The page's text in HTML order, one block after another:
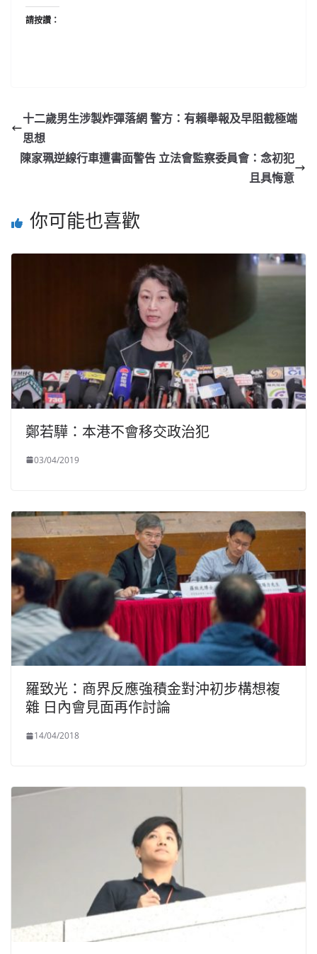
請按讚：
十二歲男生涉製炸彈落網 警方：有賴舉報及早阻截極端
思想
陳家珮逆線行車遭書面警告 立法會監察委員會：念初犯
且具悔意
你可能也喜歡
鄭若驊：本港不會移交政治犯
03/04/2019
羅致光：商界反應強積金對沖初步構想複
雜 日內會見面再作討論
14/04/2018